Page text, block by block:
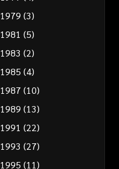
1979 (3)
1981 (5)
1983 (2)
1985 (4)
1987 (10)
1989 (13)
1991 (22)
1993 (27)
1995 (11)